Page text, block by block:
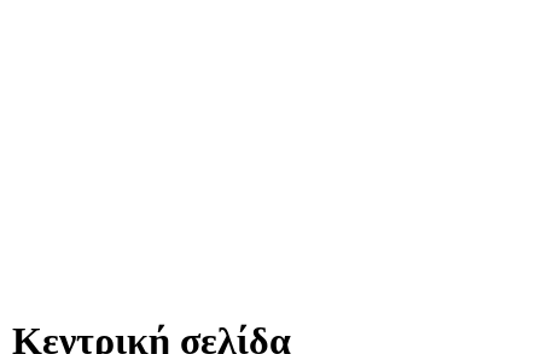
Κεντρική σελίδα